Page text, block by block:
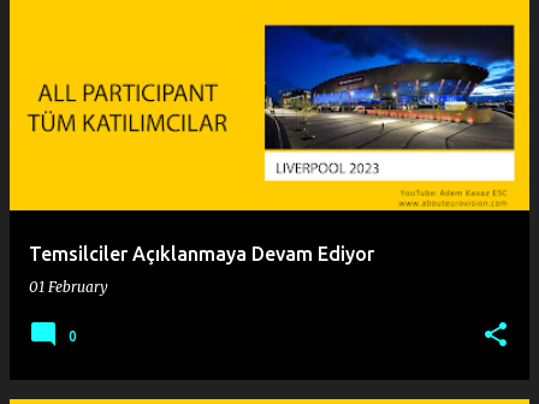
Temsilciler Açıklanmaya Devam Ediyor
01 February
0